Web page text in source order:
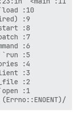
/opt/bitnami/ruby/lib/ruby/2.5.0/psych.rb:497:in `initialize': No such file or directory @ rb_sysopen - /home/bitnami/.discourse_cli (Errno::ENOENT)